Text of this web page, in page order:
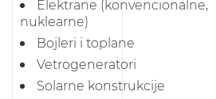
Elektrane (konvencionalne,
nuklearne)
Bojleri i toplane
Vetrogeneratori
Solarne konstrukcije